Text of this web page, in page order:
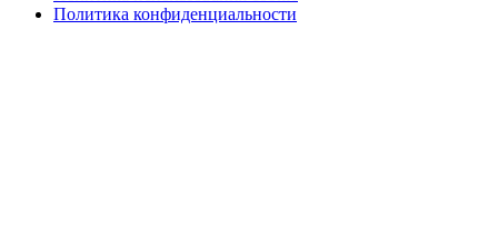
Политика конфиденциальности